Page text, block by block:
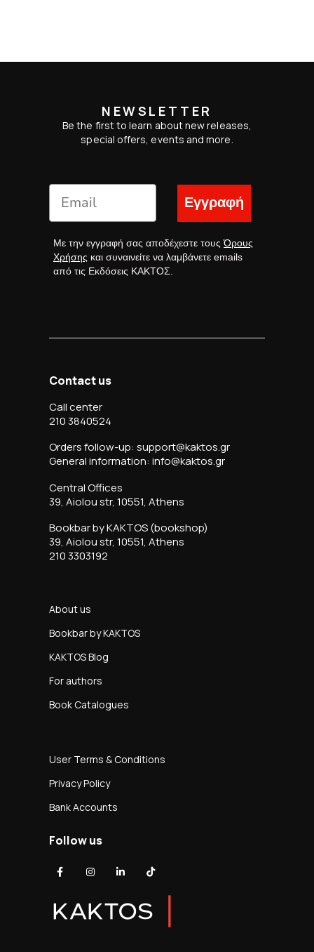
NEWSLETTER
Be the first to learn about new releases,
special offers, events and more.
Εγγραφή
Με την εγγραφή σας αποδέχεστε τουςΌρους
Χρήσης και συναινείτε να λαμβάνετε emails
από τις Εκδόσεις ΚΑΚΤΟΣ.
Contact us
Call center
210 3840524
Orders follow-up: support@kaktos.gr
General information: info@kaktos.gr
Central Offices
39, Aiolou str, 10551, Athens
Bookbar by KAKTOS (bookshop)
39, Aiolou str, 10551, Athens
210 3303192
About us
Bookbar by KAKTOS
KAKTOS Blog
For authors
Book Catalogues
User Terms & Conditions
Privacy Policy
Bank Accounts
Follow us